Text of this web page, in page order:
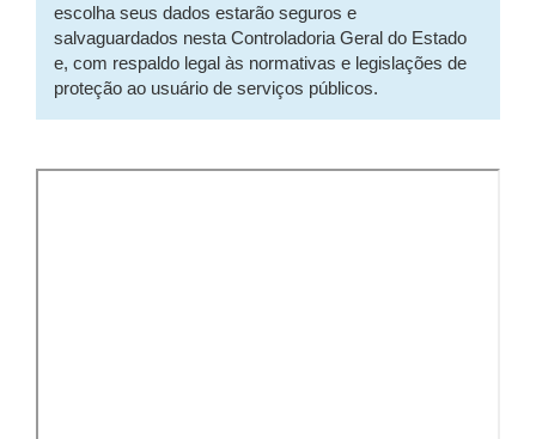
escolha seus dados estarão seguros e
salvaguardados nesta Controladoria Geral do Estado
e, com respaldo legal às normativas e legislações de
proteção ao usuário de serviços públicos.